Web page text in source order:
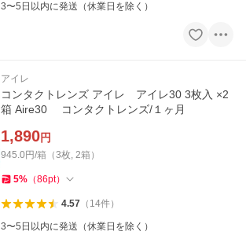
3〜5日以内に発送（休業日を除く）
アイレ
コンタクトレンズ アイレ アイレ30 3枚入 ×2
箱 Aire30 コンタクトレンズ/１ヶ月
1,890円
945.0円/箱（3枚, 2箱）
5% （86pt）
4.57（ 14件）
3〜5日以内に発送（休業日を除く）